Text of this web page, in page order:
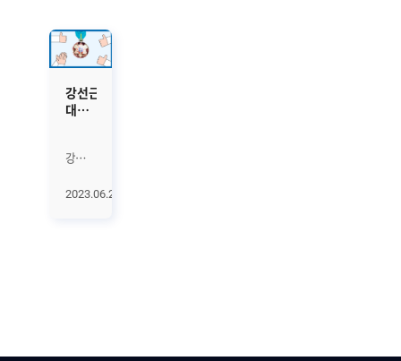
강선근
대표이사,
산업포장
강선근
대표이사가
2023.06.21